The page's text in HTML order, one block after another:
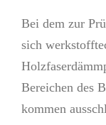
Bei dem zur
sich
Bereichen des
kommen